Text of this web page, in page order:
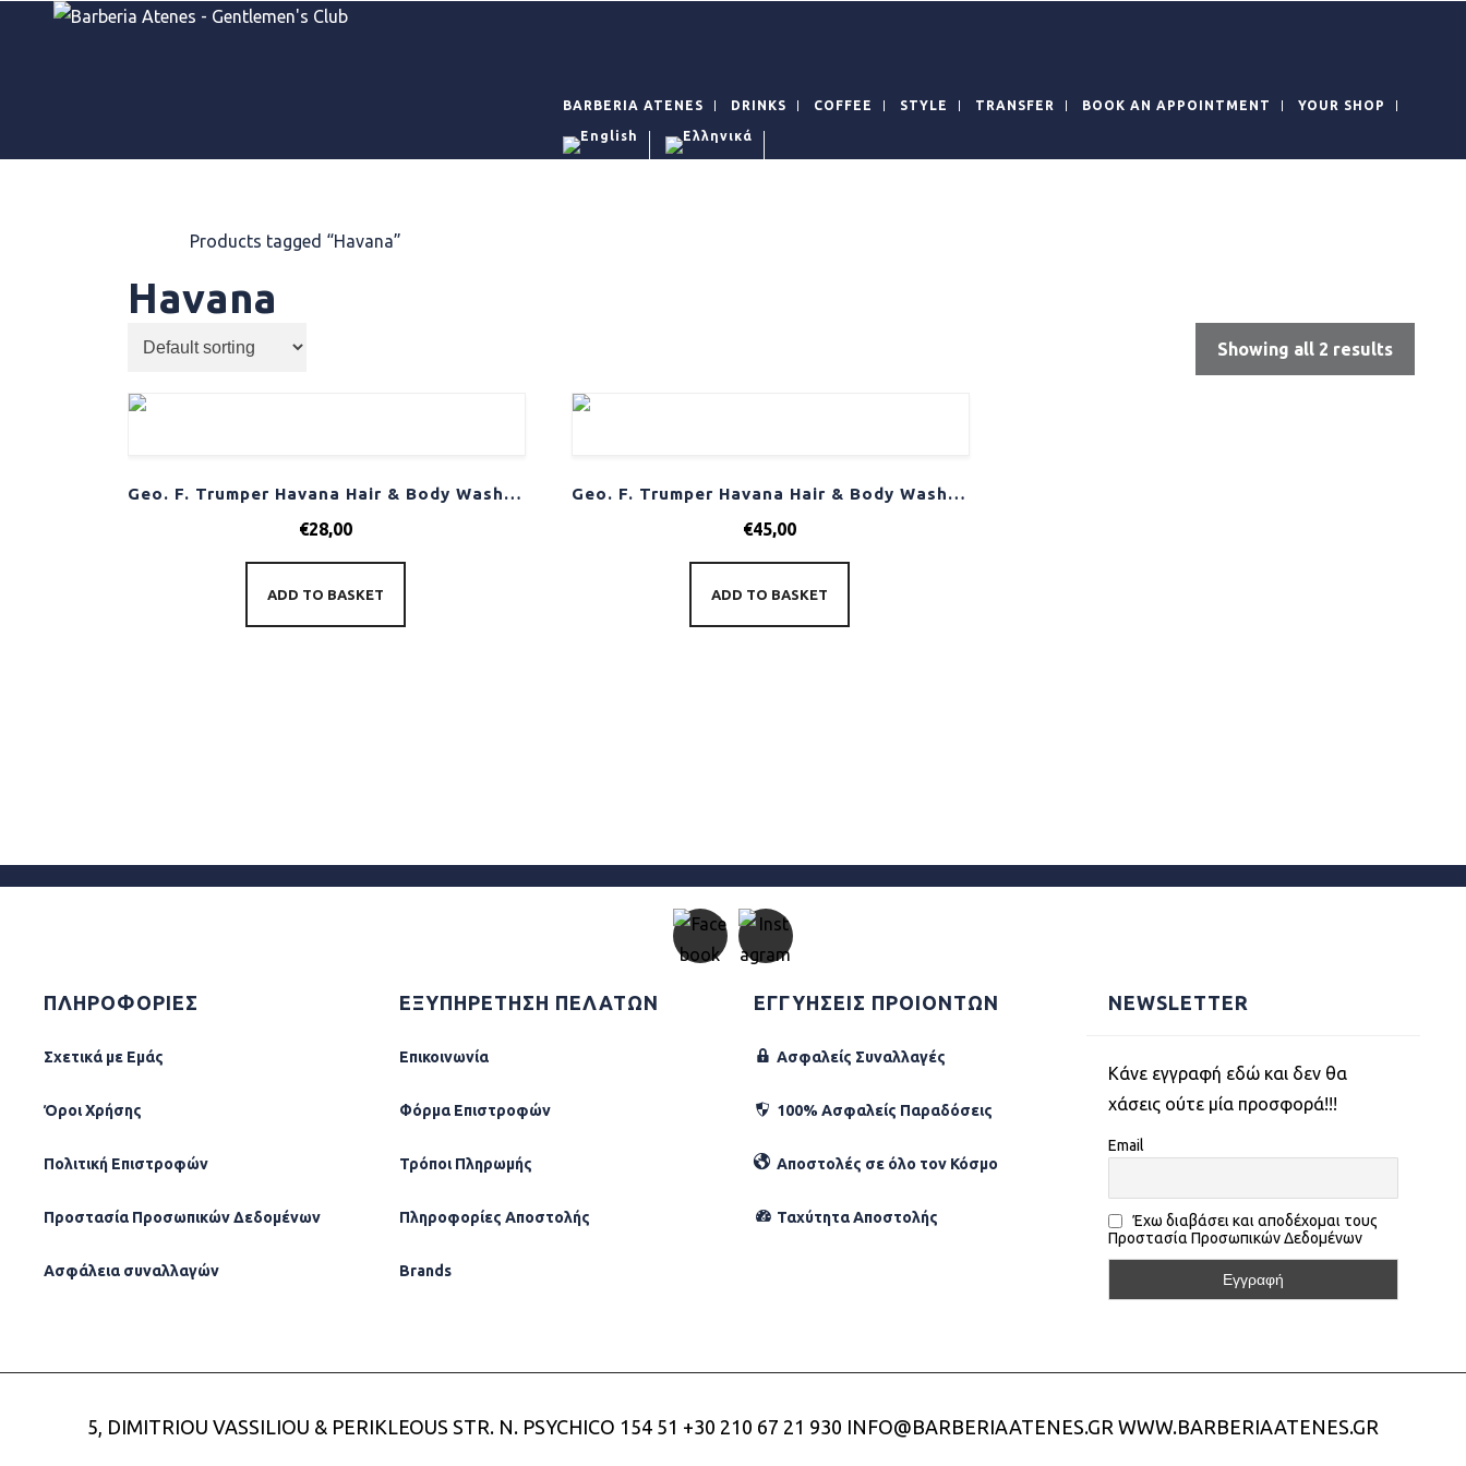
BARBERIA ATENES DRINKS COFFEE STYLE TRANSFER BOOK AN APPOINTMENT YOUR SHOP
Products tagged “Havana”
Havana
Showing all 2 results
Geo. F. Trumper Havana Hair & Body Wash 200ml
€28,00
ADD TO BASKET
Geo. F. Trumper Havana Hair & Body Wash 500ml
€45,00
ADD TO BASKET
ΠΛΗΡΟΦΟΡΙΕΣ
Σχετικά µε Εµάς
Όροι Χρήσης
Πολιτική Επιστροφών
Προστασία Προσωπικών Δεδομένων
Ασφάλεια συναλλαγών
ΕΞΥΠΗΡΕΤΗΣΗ ΠΕΛΑΤΩΝ
Επικοινωνία
Φόρµα Επιστροφών
Τρόποι Πληρωμής
Πληροφορίες Αποστολής
Brands
ΕΓΓΥΗΣΕΙΣ ΠΡΟΙΟΝΤΩΝ
Ασφαλείς Συναλλαγές
100% Ασφαλείς Παραδόσεις
Αποστολές σε όλο τον Κόσµο
Ταχύτητα Αποστολής
NEWSLETTER
Kάνε εγγραφή εδώ και δεν θα
χάσεις ούτε μία προσφορά!!!
Email
Έχω διαβάσει και αποδέχομαι τους
Προστασία Προσωπικών Δεδομένων
5, DIMITRIOU VASSILIOU & PERIKLEOUS STR. N. PSYCHICO 154 51 +30 210 67 21 930 INFO@BARBERIAATENES.GR WWW.BARBERIAATENES.GR